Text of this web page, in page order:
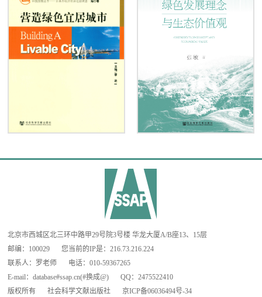
北京市西城区北三环中路甲29号院3号楼 华龙大厦A/B座13、15层
邮编：100029
您当前的IP是：216.73.216.224
联系人：罗老师
电话：010-59367265
E-mail：database#ssap.cn(#换成@)
QQ：2475522410
版权所有
社会科学文献出版社 京ICP备06036494号-34